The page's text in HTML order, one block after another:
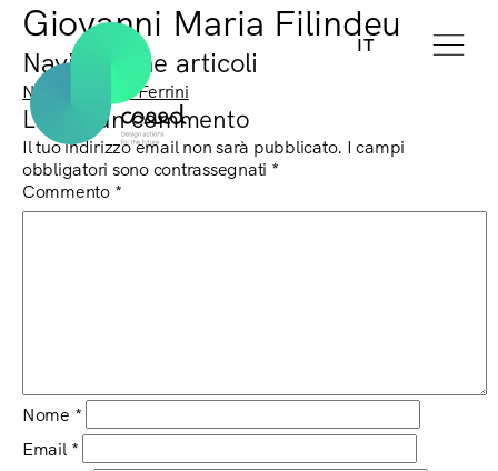
IT
Giovanni Maria Filindeu
Navigazione articoli
Next: Susanna Ferrini
Lascia un commento
Il tuo indirizzo email non sarà pubblicato. I campi
obbligatori sono contrassegnati *
Commento *
Nome *
Email *